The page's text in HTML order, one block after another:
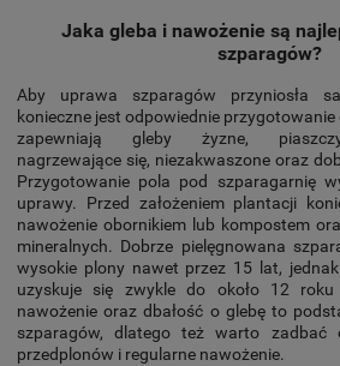
Jaka gleba i nawożenie są
szparagów?
Aby uprawa szparagów przyniosła
konieczne jest odpowiednie
zapewniają gleby żyzne,
nagrzewające się, niezakwaszone oraz
Przygotowanie pola pod szparagarnię
uprawy. Przed założeniem plantacji
nawożenie obornikiem lub kompostem
mineralnych. Dobrze pielęgnowana
wysokie plony nawet przez 15 lat,
uzyskuje się zwykle do około 12 roku
nawożenie oraz dbałość o glebę to
szparagów, dlatego też warto zadbać
przedplonów i regularne nawożenie.